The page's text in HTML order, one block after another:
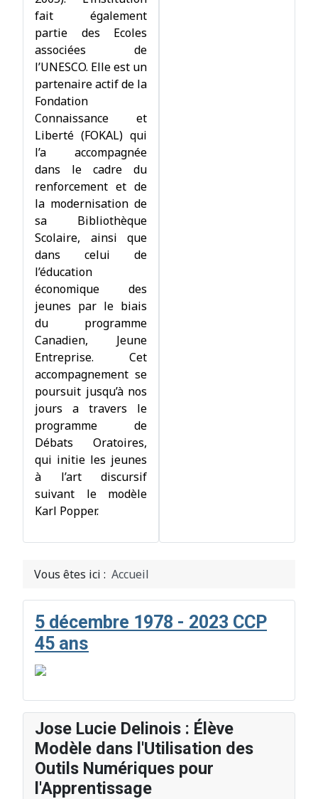
fait également
partie des Ecoles
associées de
l’UNESCO. Elle est un
partenaire actif de la
Fondation
Connaissance et
Liberté (FOKAL) qui
l’a accompagnée
dans le cadre du
renforcement et de
la modernisation de
sa Bibliothèque
Scolaire, ainsi que
dans celui de
l’éducation
économique des
jeunes par le biais
du programme
Canadien, Jeune
Entreprise. Cet
accompagnement se
poursuit jusqu’à nos
jours a travers le
programme de
Débats Oratoires,
qui initie les jeunes
à l’art discursif
suivant le modèle
Karl Popper.
Vous êtes ici : Accueil
5 décembre 1978 - 2023 CCP
45 ans
Jose Lucie Delinois : Élève
Modèle dans l'Utilisation des
Outils Numériques pour
l'Apprentissage